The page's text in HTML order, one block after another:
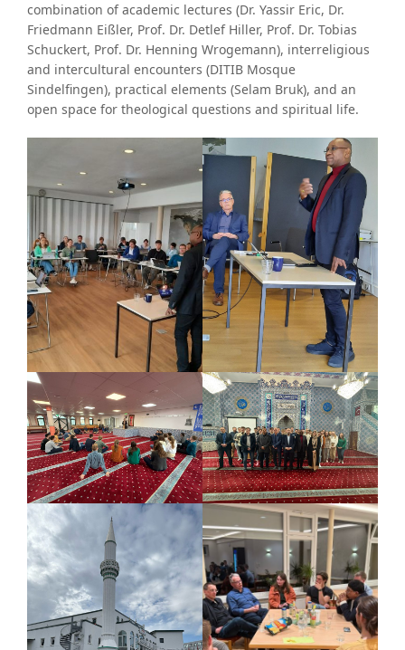
combination of academic lectures (Dr. Yassir Eric, Dr.
Friedmann Eißler, Prof. Dr. Detlef Hiller, Prof. Dr. Tobias
Schuckert, Prof. Dr. Henning Wrogemann), interreligious
and intercultural encounters (DITIB Mosque
Sindelfingen), practical elements (Selam Bruk), and an
open space for theological questions and spiritual life.